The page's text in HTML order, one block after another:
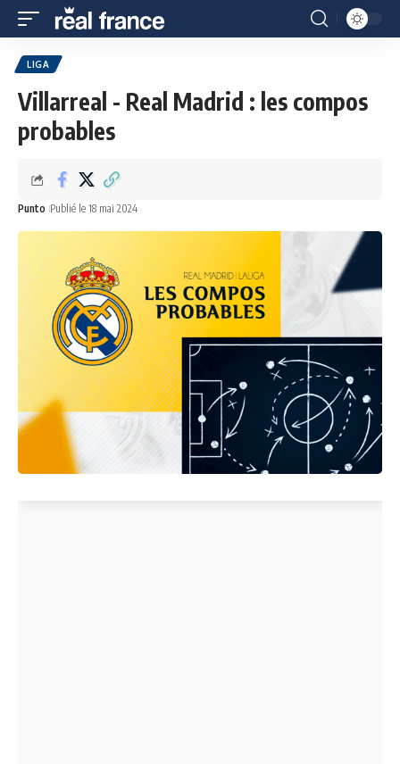
LIGA
Villarreal - Real Madrid : les compos
probables
Punto Publié le 18 mai 2024